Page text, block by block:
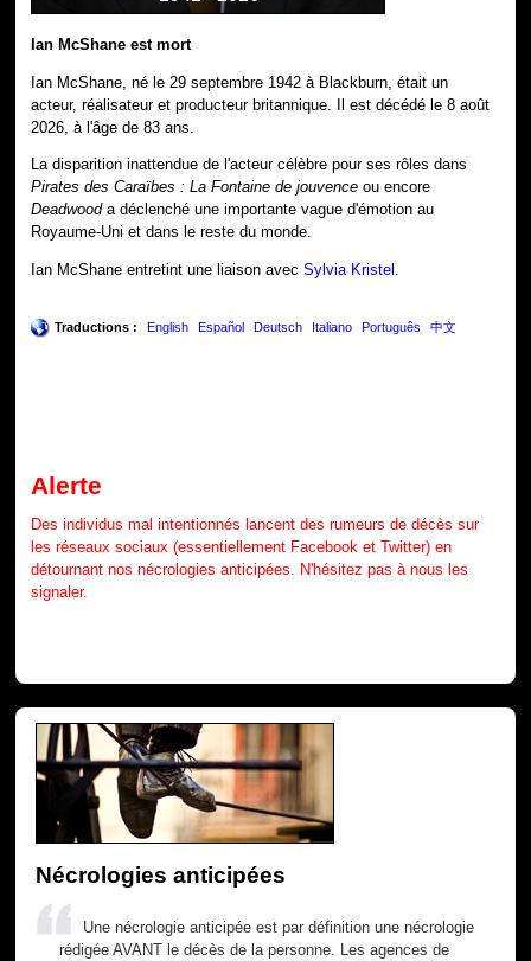
Ian McShane est mort
Ian McShane, né le 29 septembre 1942 à Blackburn, était un
acteur, réalisateur et producteur britannique. Il est décédé le 8 août
2026, à l'âge de 83 ans.
La disparition inattendue de l'acteur célèbre pour ses rôles dans
Pirates des Caraïbes : La Fontaine de jouvence ou encore
Deadwooda déclenché une importante vague d'émotion au
Royaume-Uni et dans le reste du monde.
Ian McShane entretint une liaison avecSylvia Kristel .
Traductions : English Español Deutsch Italiano Português 中文
Alerte
Des individus mal intentionnés lancent des rumeurs de décès sur
les réseaux sociaux (essentiellement Facebook et Twitter) en
détournant nos nécrologies anticipées. N'hésitez pas à nous les
signaler.
Nécrologies anticipées
Une nécrologie anticipée est par définition une nécrologie
rédigée AVANT le décès de la personne. Les agences de